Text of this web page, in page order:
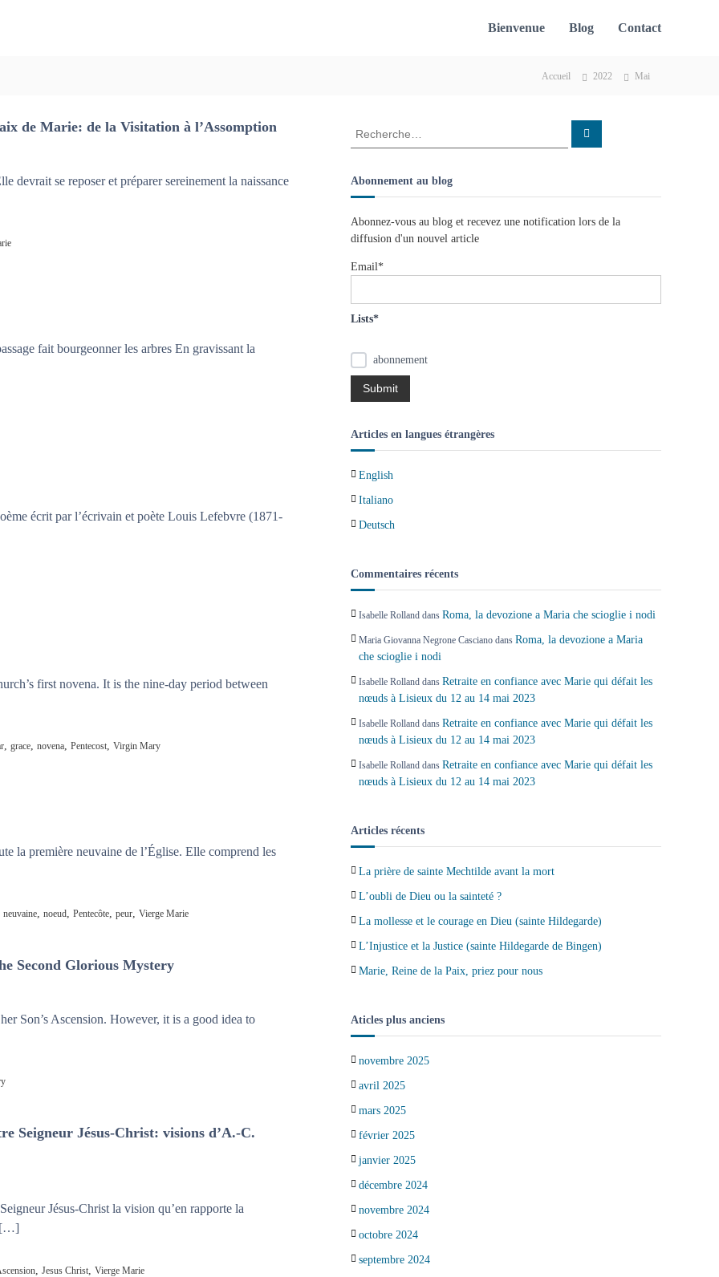
Bienvenue Blog Contact
Accueil 2022 Mai
de Marie: de la Visitation à l’Assomption
devrait se reposer et préparer sereinement la naissance
fait bourgeonner les arbres En gravissant la
écrit par l’écrivain et poète Louis Lefebvre (1871-
first novena. It is the nine-day period between
, grace, novena, Pentecost, Virgin Mary
la première neuvaine de l’Église. Elle comprend les
neuvaine, noeud, Pentecôte, peur, Vierge Marie
Second Glorious Mystery
Son’s Ascension. However, it is a good idea to
Seigneur Jésus-Christ: visions d’A.-C.
Jésus-Christ la vision qu’en rapporte la
[…]
, Jesus Christ, Vierge Marie
R
h
e
c
h
e
r
R
c
r
Abonnement au blog
Abonnez-vous au blog et recevez une notification lors de la
diffusion d'un nouvel article
Email*
Lists*
abonnement
Articles en langues étrangères
English
Italiano
Deutsch
Commentaires récents
Isabelle Rolland dansRoma, la devozione a Maria che scioglie i nodi
Maria Giovanna Negrone Casciano dansRoma, la devozione a Maria
che scioglie i nodi
Isabelle Rolland dansRetraite en confiance avec Marie qui défait les
nœuds à Lisieux du 12 au 14 mai 2023
Isabelle Rolland dansRetraite en confiance avec Marie qui défait les
nœuds à Lisieux du 12 au 14 mai 2023
Isabelle Rolland dansRetraite en confiance avec Marie qui défait les
nœuds à Lisieux du 12 au 14 mai 2023
Articles récents
La prière de sainte Mechtilde avant la mort
L’oubli de Dieu ou la sainteté ?
La mollesse et le courage en Dieu (sainte Hildegarde)
L’Injustice et la Justice (sainte Hildegarde de Bingen)
Marie, Reine de la Paix, priez pour nous
Aticles plus anciens
novembre 2025
avril 2025
mars 2025
février 2025
janvier 2025
décembre 2024
novembre 2024
octobre 2024
septembre 2024